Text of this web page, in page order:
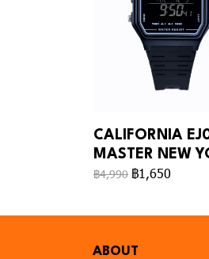
CALIFORNIA
MASTER NEW
฿4,990 ฿1,650
ABOUT